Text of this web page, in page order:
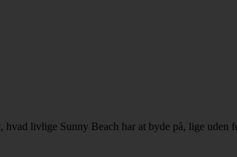
livlige Sunny Beach har at byde på, lige